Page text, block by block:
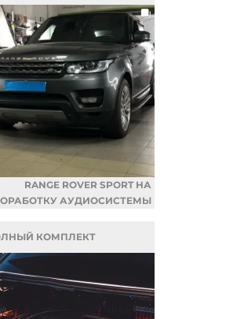
RANGE ROVER SPORT НА
АУДИОСИСТЕМЫ
КОМПЛЕКТ